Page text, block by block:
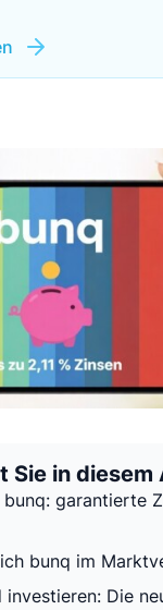
Sie in diesem
garantierte
bunq im
investieren: Die